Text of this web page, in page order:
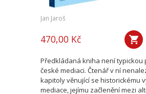
Jan Jaroš
470,00 Kč
Předkládaná kniha není typickou
české mediaci. Čtenář v ní
kapitoly věnující se historickému
mediace, jejímu začlenění mezi